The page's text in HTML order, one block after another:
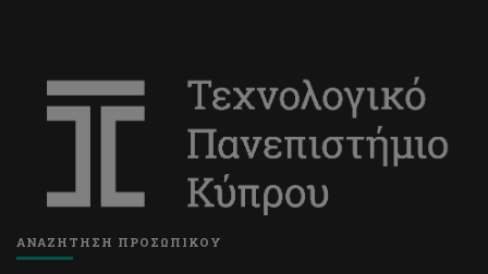
ΑΝΑΖΗΤΗΣΗ ΠΡΟΣΩΠΙΚΟΥ